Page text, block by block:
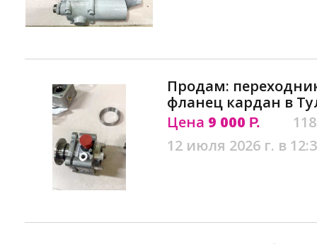
Продам:
фланец кардан в
Цена 9 000 Р.
12 июля 2026 г. в